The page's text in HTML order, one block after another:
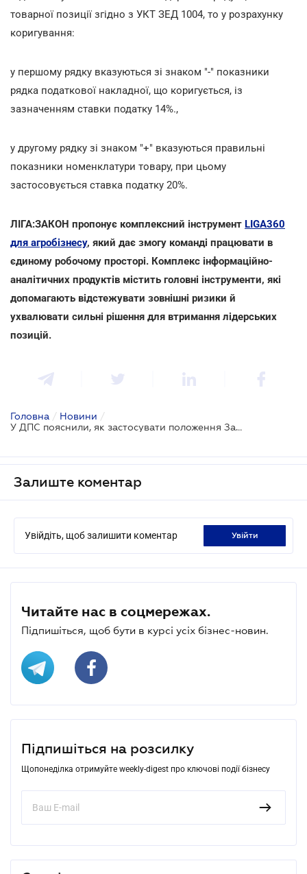
товарної позиції згідно з УКТ ЗЕД 1004, то у розрахунку
коригування:
у першому рядку вказуються зі знаком "-" показники
рядка податкової накладної, що коригується, із
зазначенням ставки податку 14%.,
у другому рядку зі знаком "+" вказуються правильні
показники номенклатури товару, при цьому
застосовується ставка податку 20%.
ЛІГА:ЗАКОН пропонує комплексний інструмент LIGA360
для агробізнесу, який дає змогу команді працювати в
єдиному робочому просторі. Комплекс інформаційно-
аналітичних продуктів містить головні інструменти, які
допомагають відстежувати зовнішні ризики й
ухвалювати сильні рішення для втримання лідерських
позицій.
Головна / Новини /
У ДПС пояснили, як застосувати положення Закону про повернення ставки ПДВ у 20%
Залиште коментар
Увійдіть, щоб залишити коментар увійти
Читайте нас в соцмережах.
Підпишіться, щоб бути в курсі усіх бізнес-новин.
Підпишіться на розсилку
Щопонеділка отримуйте weekly-digest про ключові події бізнесу